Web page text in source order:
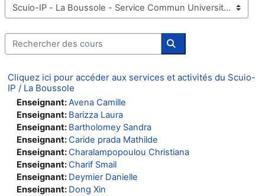
Catégories de cours
Rechercher des cours
Rechercher des cours
Cliquez ici pour accéder aux services et activités du Scuio-
IP / La Boussole
Enseignant:Avena Camille
Enseignant: Barizza Laura
Enseignant: Bartholomey Sandra
Enseignant:Caride prada Mathilde
Enseignant:Charalampopoulou Christiana
Enseignant:Charif Smail
Enseignant: Deymier Danielle
Enseignant: Dong Xin